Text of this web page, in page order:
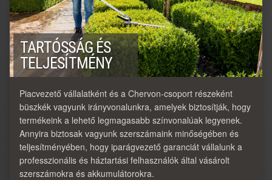
TARTÓSSÁG ÉS
TELJESÍTMÉNY
Piacvezető vállalatként és a Chervon-csoport részeként
büszkék vagyunk irányvonalunkra, amelyek biztosítják, hogy
termékeink a lehető legmagasabb színvonalúak legyenek.
Annyira biztosak vagyunk szerszámaink minőségében és
teljesítményében, hogy iparágvezető garanciát vállalunk a
professzionális és háztartási felhasználók által vásárolt
szerszámokra és akkumulátorokra.